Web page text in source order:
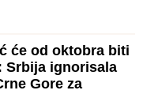
će od oktobra biti
Srbija ignorisala
Gore za